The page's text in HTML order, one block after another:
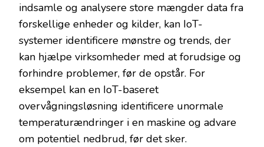
indsamle og analysere store mængder data fra
forskellige enheder og kilder, kan IoT-
systemer identificere mønstre og trends, der
kan hjælpe virksomheder med at forudsige og
forhindre problemer, før de opstår. For
eksempel kan en IoT-baseret
overvågningsløsning identificere unormale
temperaturændringer i en maskine og advare
om potentiel nedbrud, før det sker.